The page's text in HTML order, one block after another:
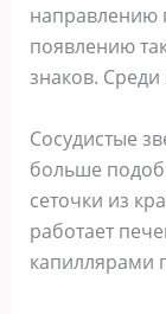
направлению
появлению
знаков.
Сосудистые
больше
сеточки из
работает
капиллярами